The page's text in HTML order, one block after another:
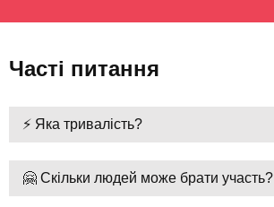
Часті питання
⚡ Яка тривалість?
🤗 Скільки людей може брати участь?